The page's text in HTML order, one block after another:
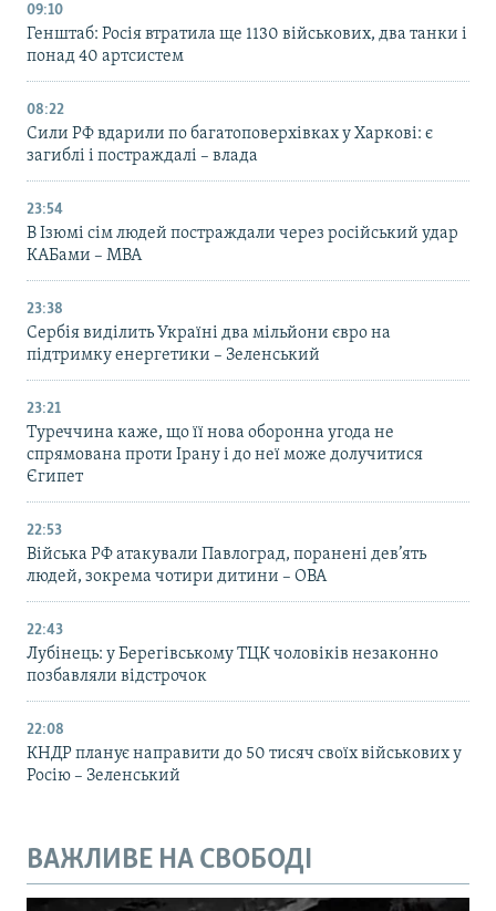
09:10
Генштаб: Росія втратила ще 1130 військових, два танки і
понад 40 артсистем
08:22
Сили РФ вдарили по багатоповерхівках у Харкові: є
загиблі і постраждалі – влада
23:54
В Ізюмі сім людей постраждали через російський удар
КАБами – МВА
23:38
Сербія виділить Україні два мільйони євро на
підтримку енергетики – Зеленський
23:21
Туреччина каже, що її нова оборонна угода не
спрямована проти Ірану і до неї може долучитися
Єгипет
22:53
Війська РФ атакували Павлоград, поранені дев’ять
людей, зокрема чотири дитини – ОВА
22:43
Лубінець: у Берегівському ТЦК чоловіків незаконно
позбавляли відстрочок
22:08
КНДР планує направити до 50 тисяч своїх військових у
Росію – Зеленський
ВАЖЛИВЕ НА СВОБОДІ